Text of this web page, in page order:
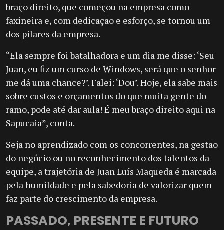
braço direito, que começou na empresa como
faxineira e, com dedicação e esforço, se tornou um
dos pilares da empresa.
“Ela sempre foi batalhadora e um dia me disse: ‘Seu
Juan, eu fiz um curso de Windows, será que o senhor
me dá uma chance?’. Falei: ‘Dou’. Hoje, ela sabe mais
sobre custos e orçamentos do que muita gente do
ramo, pode até dar aula! É meu braço direito aqui na
Sapucaia”, conta.
Seja no aprendizado com os concorrentes, na gestão
do negócio ou no reconhecimento dos talentos da
equipe, a trajetória de Juan Luís Maqueda é marcada
pela humildade e pela sabedoria de valorizar quem
faz parte do crescimento da empresa.
PASSADO, PRESENTE E FUTURO